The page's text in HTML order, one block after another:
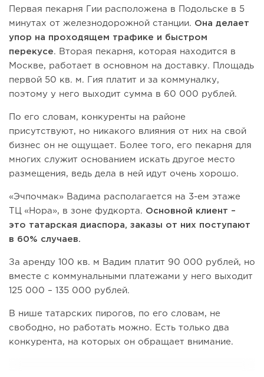
Первая пекарня Гии расположена в Подольске в 5
минутах от железнодорожной станции. Она делает
упор на проходящем трафике и быстром
перекусе. Вторая пекарня, которая находится в
Москве, работает в основном на доставку. Площадь
первой 50 кв. м. Гия платит и за коммуналку,
поэтому у него выходит сумма в 60 000 рублей.
По его словам, конкуренты на районе
присутствуют, но никакого влияния от них на свой
бизнес он не ощущает. Более того, его пекарня для
многих служит основанием искать другое место
размещения, ведь дела в ней идут очень хорошо.
«Эчпочмак» Вадима располагается на 3-ем этаже
ТЦ «Нора», в зоне фудкорта. Основной клиент –
это татарская диаспора, заказы от них поступают
в 60% случаев.
За аренду 100 кв. м Вадим платит 90 000 рублей, но
вместе с коммунальными платежами у него выходит
125 000 – 135 000 рублей.
В нише татарских пирогов, по его словам, не
свободно, но работать можно. Есть только два
конкурента, на которых он обращает внимание.